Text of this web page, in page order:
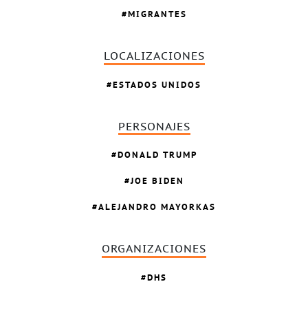
MIGRANTES
LOCALIZACIONES
ESTADOS UNIDOS
PERSONAJES
DONALD TRUMP
JOE BIDEN
ALEJANDRO MAYORKAS
ORGANIZACIONES
DHS